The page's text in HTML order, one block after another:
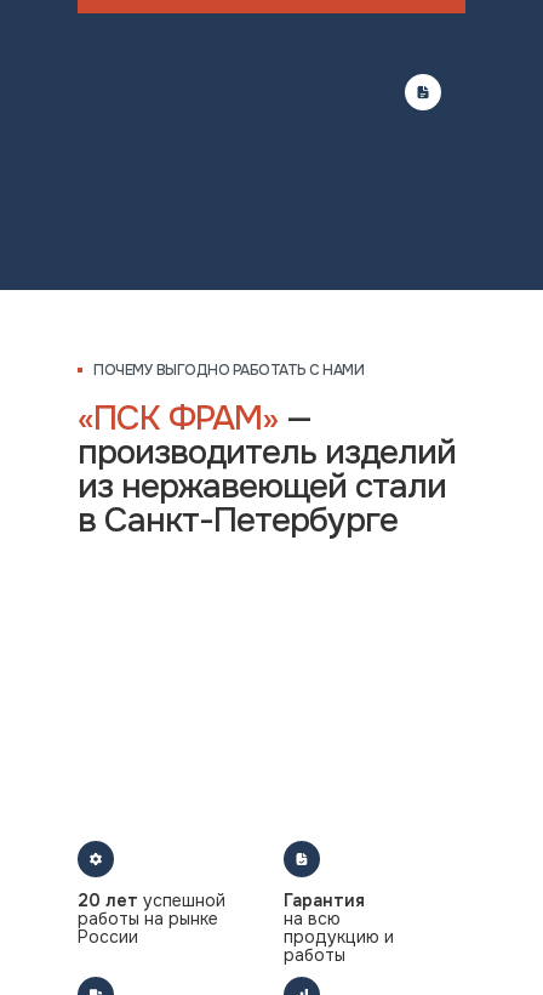
«ПСК ФРАМ» —
производитель изделий
из нержавеющей стали
в Санкт-Петербурге
20 лет успешной
работы на рынке
России
Гарантия
на всю
продукцию и
работы
ПОЧЕМУ ВЫГОДНО РАБОТАТЬ С НАМИ